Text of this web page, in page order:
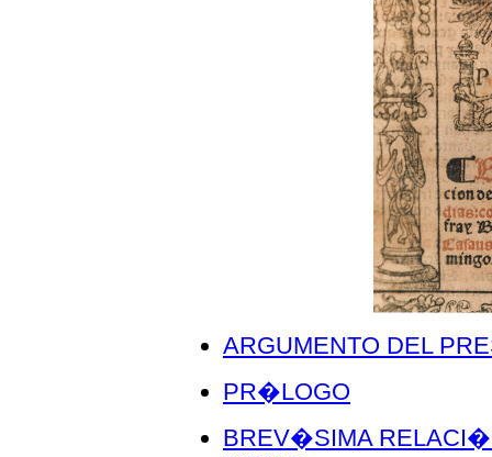
ARGUMENTO DEL
PR�LOGO
BREV�SIMA